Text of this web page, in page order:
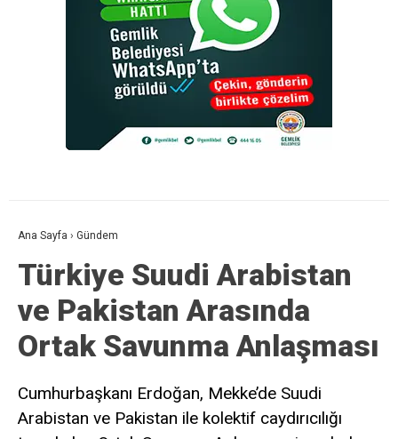
Ana Sayfa › Gündem
Türkiye Suudi Arabistan
ve Pakistan Arasında
Ortak Savunma Anlaşması
Cumhurbaşkanı Erdoğan, Mekke’de Suudi
Arabistan ve Pakistan ile kolektif caydırıcılığı